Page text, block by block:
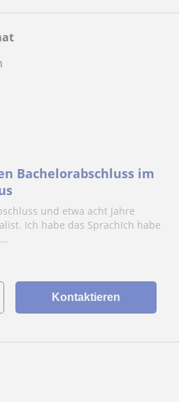
Bachelorabschluss im
und etwa acht Jahre
Ich habe das SprachIch habe
Kontaktieren